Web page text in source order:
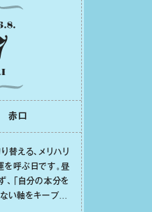
.8.
⾚⼝
替える、メリハリ
を呼ぶ⽇です。昼
、「⾃分の本分を
い軸をキープし